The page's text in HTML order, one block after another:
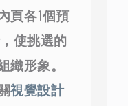
頁各1個預
使挑選的
織形象。
視覺設計